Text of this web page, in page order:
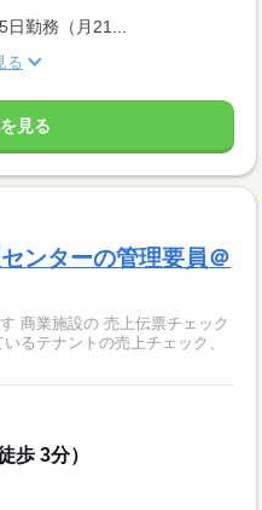
勤務（月21...
る
見る
ンターの管理要員＠
ク
歩 3分）